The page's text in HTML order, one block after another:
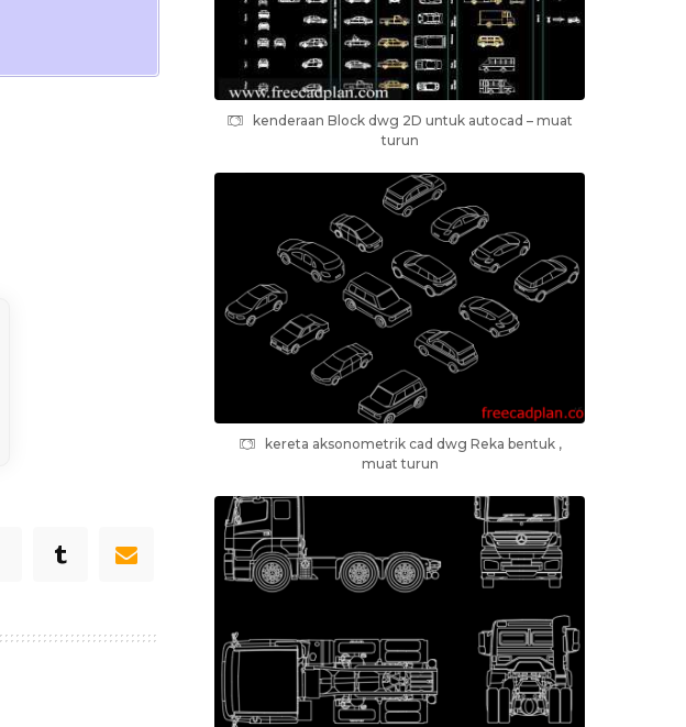
kenderaan Block dwg 2D untuk autocad – muat
turun
kereta aksonometrik cad dwg Reka bentuk ,
muat turun